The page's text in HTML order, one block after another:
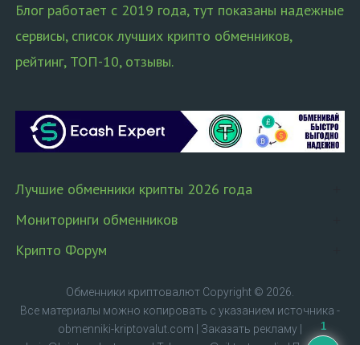
Блог работает с 2019 года, тут показаны надежные
сервисы, список лучших крипто обменников,
рейтинг, ТОП-10, отзывы.
Лучшие обменники крипты 2026 года
Мониторинги обменников
Крипто Форум
Обменники криптовалютCopyright © 2026.
Все материалы можно копировать с указанием источника -
obmenniki-kriptovalut.com
Заказать рекламу|
1